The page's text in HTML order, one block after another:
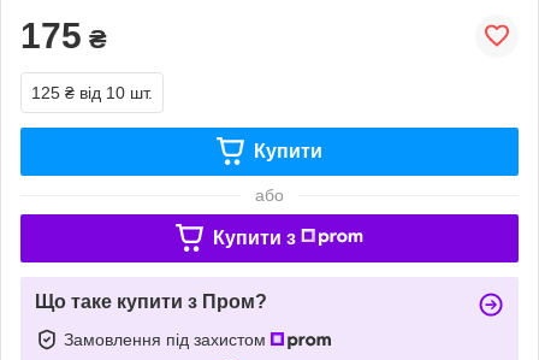
175 ₴
125 ₴ від 10 шт.
Купити
або
Купити з
Що таке купити з Пром?
Замовлення під захистом